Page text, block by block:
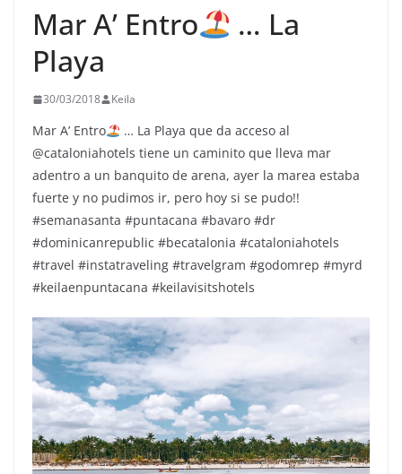
Mar A’ Entro
… La
Playa
30/03/2018 Keila
Mar A’ Entro
… La Playa que da acceso al
@cataloniahotels tiene un caminito que lleva mar
adentro a un banquito de arena, ayer la marea estaba
fuerte y no pudimos ir, pero hoy si se pudo!!
#semanasanta #puntacana #bavaro #dr
#dominicanrepublic #becatalonia #cataloniahotels
#travel #instatraveling #travelgram #godomrep #myrd
#keilaenpuntacana #keilavisitshotels